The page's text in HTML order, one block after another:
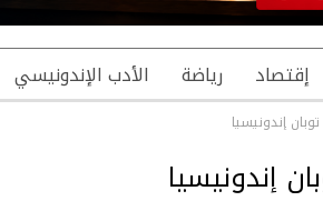
إقتصاد رياضة الأدب الإندونيسي
إندونيسيا
إندونيسيا